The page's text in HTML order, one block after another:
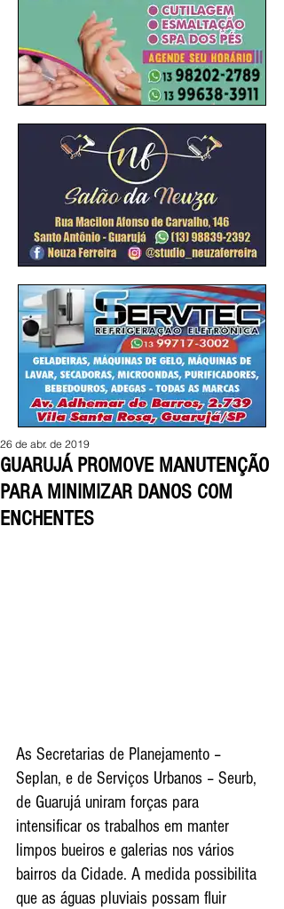
GUARUJÁ PROMOVE MANUTENÇÃO
PARA MINIMIZAR DANOS COM
ENCHENTES
26 de abr. de 2019
As Secretarias de Planejamento –
Seplan, e de Serviços Urbanos – Seurb,
de Guarujá uniram forças para
intensificar os trabalhos em manter
limpos bueiros e galerias nos vários
bairros da Cidade. A medida possibilita
que as águas pluviais possam fluir